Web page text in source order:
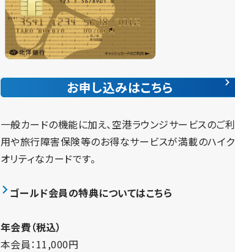
お申し込みはこちら
一般カードの機能に加え、空港ラウンジサービスのご利
用や旅行障害保険等のお得なサービスが満載のハイク
オリティなカードです。
ゴールド会員の特典についてはこちら
年会費（税込）
本会員：11,000円